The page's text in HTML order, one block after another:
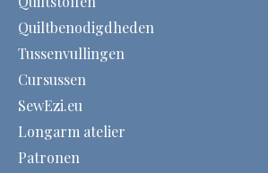
Quiltbenodigdheden
Tussenvullingen
Cursussen
SewEzi.eu
Longarm atelier
Patronen